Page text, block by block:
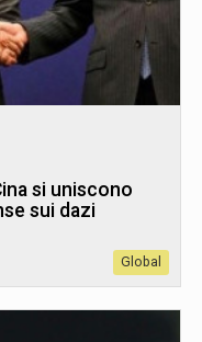
si uniscono
sui dazi
Global